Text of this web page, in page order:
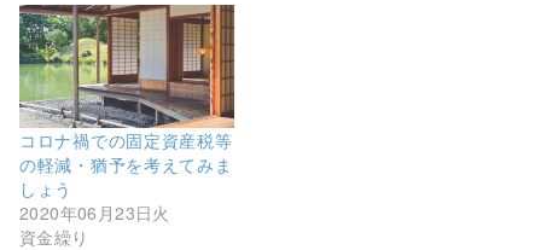
ウ
で
開
き
ま
す
)
い
(
新
し
い
ウ
ィ
ン
ド
ウ
で
ま
ィ
で
開
き
ま
す
)
コロナ禍での固定資産税等
の軽減・猶予を考えてみま
しょう
2020年06月23日火
資金繰り